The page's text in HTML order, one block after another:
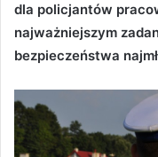
dla policjantów
najważniejszym
bezpieczeństwa